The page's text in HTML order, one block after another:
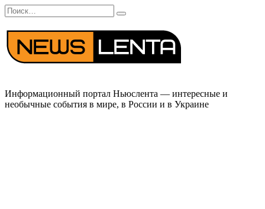
Перейти
к
содержанию
Search
for:
Информационный портал Ньюслента — интересные и
необычные события в мире, в России и в Украине